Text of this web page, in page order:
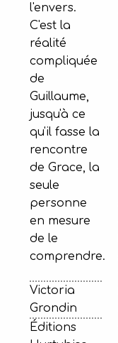
l'envers.
C'est la
réalité
compliquée
de
Guillaume,
jusqu'à ce
qu'il fasse la
rencontre
de Grace, la
seule
personne
en mesure
de le
comprendre.
Victoria
Grondin
Éditions